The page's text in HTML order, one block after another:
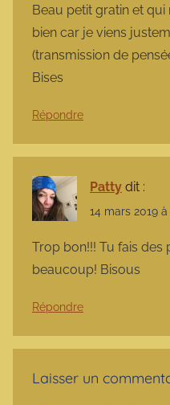
Beau petit gratin et
bien car je viens
(transmission de
Bises
Répondre
Patty dit :
14 mars 2019
Trop bon!!! Tu fais des
beaucoup! Bisous
Répondre
Laisser un